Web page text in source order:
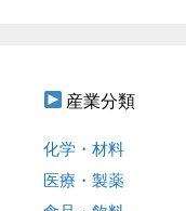
産業分類
化学・材料
医療・製薬